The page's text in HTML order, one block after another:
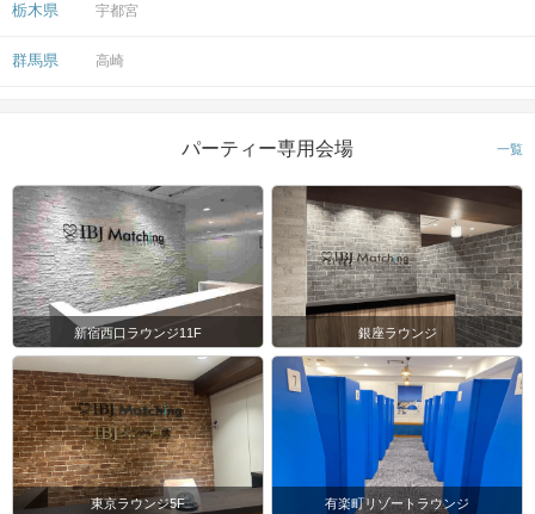
栃木県 宇都宮
群馬県 高崎
パーティー専用会場 一覧
新宿西口ラウンジ11F 銀座ラウンジ
東京ラウンジ5F 有楽町リゾートラウンジ